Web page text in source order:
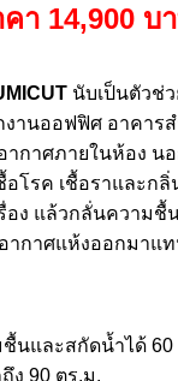
คา 14,900 บ
นับเป็นตัวช่
งานออฟฟิศ อาคาร
กาศภายในห้อง นอ
อโรค เชื้อราและก
อง แล้วกลั่นความชื้
ากาศแห้งออกมาแ
นและสกัดน้ำได้ 60
ง 90 ตร.ม.